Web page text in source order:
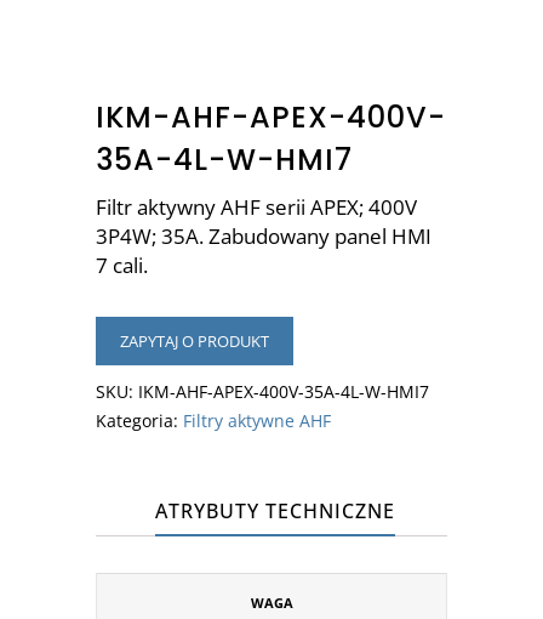
IKM-AHF-APEX-400V-
35A-4L-W-HMI7
Filtr aktywny AHF serii APEX; 400V
3P4W; 35A. Zabudowany panel HMI
7 cali.
ZAPYTAJ O PRODUKT
SKU: IKM-AHF-APEX-400V-35A-4L-W-HMI7
Kategoria: Filtry aktywne AHF
ATRYBUTY TECHNICZNE
WAGA